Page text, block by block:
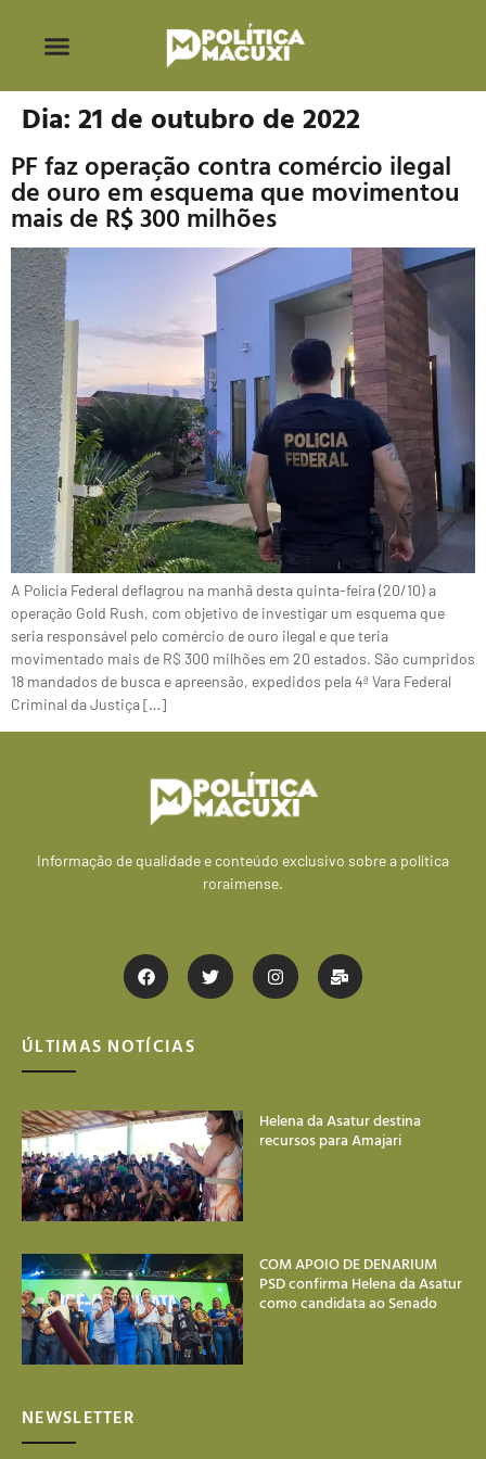
Dia: 21 de outubro de 2022
PF faz operação contra comércio ilegal
de ouro em esquema que movimentou
mais de R$ 300 milhões
A Polícia Federal deflagrou na manhã desta quinta-feira (20/10) a
operação Gold Rush, com objetivo de investigar um esquema que
seria responsável pelo comércio de ouro ilegal e que teria
movimentado mais de R$ 300 milhões em 20 estados. São cumpridos
18 mandados de busca e apreensão, expedidos pela 4ª Vara Federal
Criminal da Justiça […]
Informação de qualidade e conteúdo exclusivo sobre a política
roraimense.
ÚLTIMAS NOTÍCIAS
Helena da Asatur destina
recursos para Amajari
COM APOIO DE DENARIUM
PSD confirma Helena da Asatur
como candidata ao Senado
NEWSLETTER